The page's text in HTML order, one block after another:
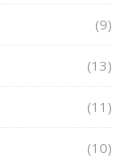
(9)
(13)
(11)
(10)